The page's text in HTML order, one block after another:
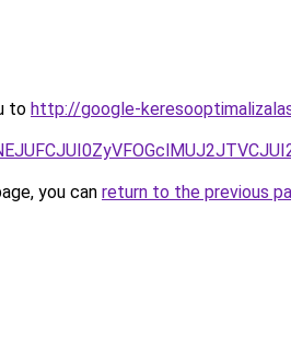
to http://google-
you can return to the previous